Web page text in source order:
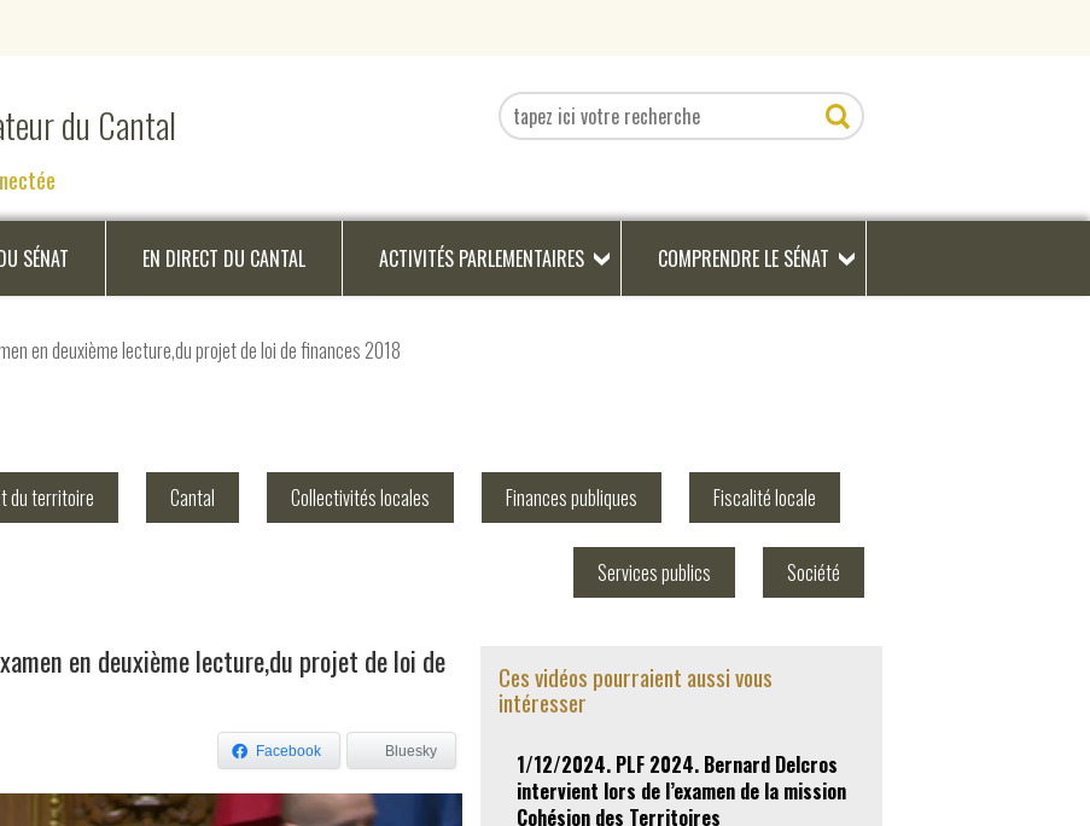
du Cantal
SÉNAT EN DIRECT DU CANTAL ACTIVITÉS PARLEMENTAIRES COMPRENDRE LE SÉNAT
en deuxième lecture,du projet de loi de finances 2018
du territoire Cantal Collectivités locales Finances publiques Fiscalité locale
Services publics Société
en deuxième lecture,du projet de loi de
Facebook Bluesky
Ces vidéos pourraient aussi vous
intéresser
1/12/2024. PLF 2024. Bernard Delcros
intervient lors de l’examen de la mission
Cohésion des Territoires